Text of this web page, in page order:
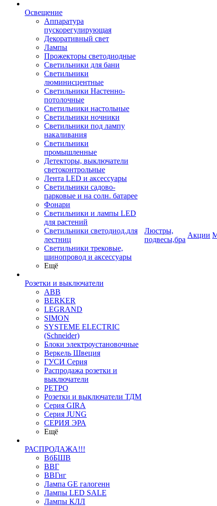
Освещение
Аппаратура
пускорегулирующая
Декоративный свет
Лампы
Прожекторы светодиодные
Светильники для бани
Светильники
люминисцентные
Светильники Настенно-
потолочные
Светильники настольные
Светильники ночники
Светильники под лампу
накаливания
Светильники
промышленные
Детекторы, выключатели
светоконтрольные
Лента LED и аксессуары
Светильники садово-
парковые и на солн. батарее
Фонари
Светильники и лампы LED
для растений
Светильники светодиод.для
лестниц
Светильники трековые,
шинопровод и аксессуары
Ещё
Розетки и выключатели
ABB
BERKER
LEGRAND
SIMON
SYSTEME ELECTRIC
(Schneider)
Блоки электроустановочные
Веркель Швеция
ГУСИ Серия
Распродажа розетки и
выключатели
РЕТРО
Розетки и выключатели ТДМ
Серия GIRA
Серия JUNG
СЕРИЯ ЭРА
Ещё
РАСПРОДАЖА!!!
ВбБШВ
ВВГ
ВВГнг
Лампа GE галогенн
Лампы LED SALE
Лампы КЛЛ
Люстры,
подвесы,бра
Акции